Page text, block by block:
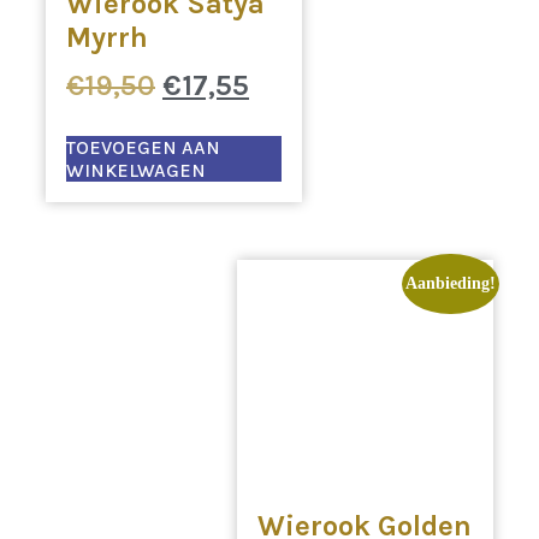
Myrrh
€19,50 Oorspronkelijke
was:
€19,50.
€17,55
€17,55.
TOEVOEGEN AAN
WINKELWAGEN
Aanbieding!
Wierook Golden